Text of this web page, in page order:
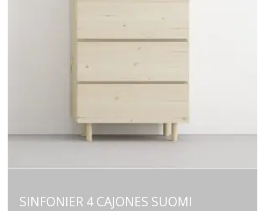
SINFONIER 4 CAJONES SUOMI